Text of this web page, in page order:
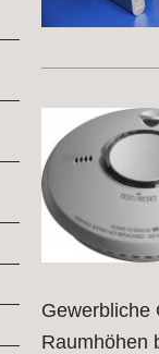
Gewerbliche
Raumhöhen